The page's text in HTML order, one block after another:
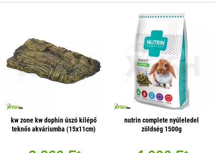
kw zone kw dophin úszó kilépő
teknős akváriumba (15x11cm)
nutrin complete nyúleledel
zöldség 1500g